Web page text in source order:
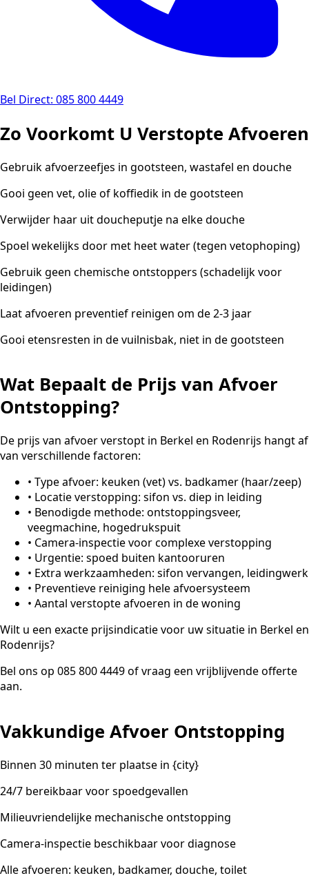
Bel Direct: 085 800 4449
Zo Voorkomt U Verstopte Afvoeren
Gebruik afvoerzeefjes in gootsteen, wastafel en douche
Gooi geen vet, olie of koffiedik in de gootsteen
Verwijder haar uit doucheputje na elke douche
Spoel wekelijks door met heet water (tegen vetophoping)
Gebruik geen chemische ontstoppers (schadelijk voor
leidingen)
Laat afvoeren preventief reinigen om de 2-3 jaar
Gooi etensresten in de vuilnisbak, niet in de gootsteen
Wat Bepaalt de Prijs van Afvoer
Ontstopping?
De prijs van afvoer verstopt in Berkel en Rodenrijs hangt af
van verschillende factoren:
• Type afvoer: keuken (vet) vs. badkamer (haar/zeep)
• Locatie verstopping: sifon vs. diep in leiding
• Benodigde methode: ontstoppingsveer,
veegmachine, hogedrukspuit
• Camera-inspectie voor complexe verstopping
• Urgentie: spoed buiten kantooruren
• Extra werkzaamheden: sifon vervangen, leidingwerk
• Preventieve reiniging hele afvoersysteem
• Aantal verstopte afvoeren in de woning
Wilt u een exacte prijsindicatie voor uw situatie in Berkel en
Rodenrijs?
Bel ons op 085 800 4449 of vraag een vrijblijvende offerte
aan.
Vakkundige Afvoer Ontstopping
Binnen 30 minuten ter plaatse in {city}
24/7 bereikbaar voor spoedgevallen
Milieuvriendelijke mechanische ontstopping
Camera-inspectie beschikbaar voor diagnose
Alle afvoeren: keuken, badkamer, douche, toilet